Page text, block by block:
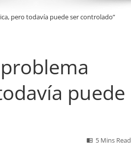
pero todavía puede ser controlado”
puede
5 Mins Read